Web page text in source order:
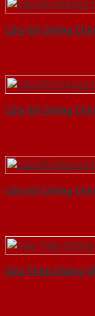
Cửa Gỗ Chống
Cửa Gỗ Chống
Cửa Gỗ Chống
Cửa Thép Chống